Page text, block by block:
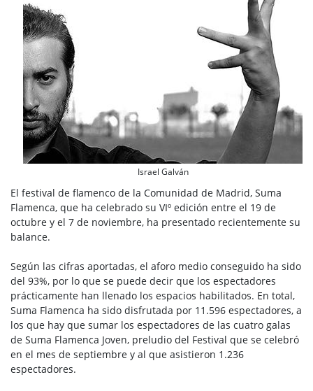
Israel Galván
El festival de flamenco de la Comunidad de Madrid, Suma
Flamenca, que ha celebrado su VIº edición entre el 19 de
octubre y el 7 de noviembre, ha presentado recientemente su
balance.
Según las cifras aportadas, el aforo medio conseguido ha sido
del 93%, por lo que se puede decir que los espectadores
prácticamente han llenado los espacios habilitados. En total,
Suma Flamenca ha sido disfrutada por 11.596 espectadores, a
los que hay que sumar los espectadores de las cuatro galas
de Suma Flamenca Joven, preludio del Festival que se celebró
en el mes de septiembre y al que asistieron 1.236
espectadores.